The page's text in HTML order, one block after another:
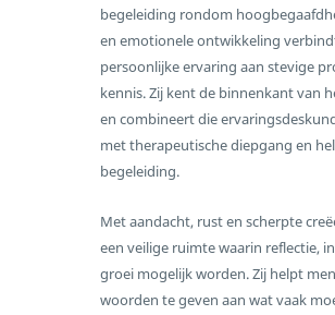
begeleiding rondom
en emotionele ontwikkeling
persoonlijke ervaring aan stevige
kennis. Zij kent de binnenkant van
en combineert die
met therapeutische diepgang en
begeleiding.
Met aandacht, rust en scherpte
een veilige ruimte waarin reflectie,
groei mogelijk worden. Zij helpt
woorden te geven aan wat vaak